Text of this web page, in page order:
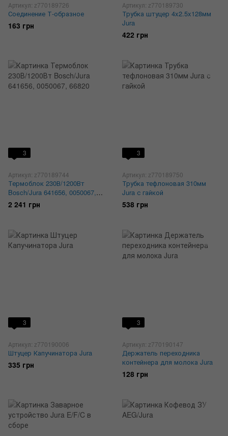
Артикул: z770189726
Соединение Т-образное
163 грн
Артикул: z770189730
Трубка штуцер 4x2.5x128мм
Jura
422 грн
3
Артикул: z770189744
Термоблок 230В/1200Вт
Bosch/Jura 641656, 0050067,
66820
2 241 грн
3
Артикул: z770189750
Трубка тефлоновая 310мм
Jura с гайкой
538 грн
3
Артикул: z770190006
Штуцер Капучинатора Jura
335 грн
3
Артикул: z770190147
Держатель переходника
контейнера для молока Jura
128 грн